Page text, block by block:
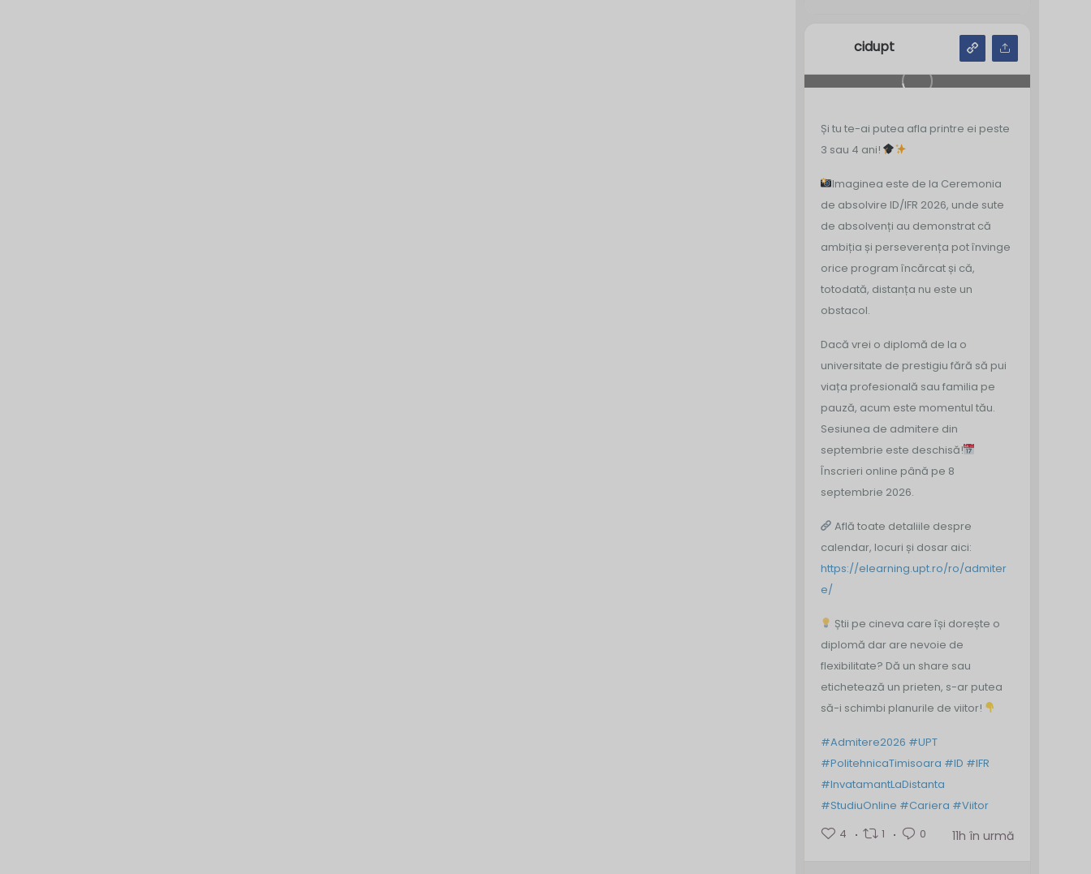
cidupt
Și tu te-ai putea afla printre ei peste
3 sau 4 ani!
Imaginea este de la Ceremonia
de absolvire ID/IFR 2026, unde sute
de absolvenți au demonstrat că
ambiția și perseverența pot învinge
orice program încărcat și că,
totodată, distanța nu este un
obstacol.
Dacă vrei o diplomă de la o
universitate de prestigiu fără să pui
viața profesională sau familia pe
pauză, acum este momentul tău.
Sesiunea de admitere din
septembrie este deschisă!
Înscrieri online până pe 8
septembrie 2026.
Află toate detaliile despre
calendar, locuri și dosar aici:
https://elearning.upt.ro/ro/admiter
e/
Știi pe cineva care își dorește o
diplomă dar are nevoie de
flexibilitate? Dă un share sau
etichetează un prieten, s-ar putea
să-i schimbi planurile de viitor!
#Admitere2026 #UPT
#PolitehnicaTimisoara #ID #IFR
#InvatamantLaDistanta
#StudiuOnline #Cariera #Viitor
4
1 0 11h în urmă